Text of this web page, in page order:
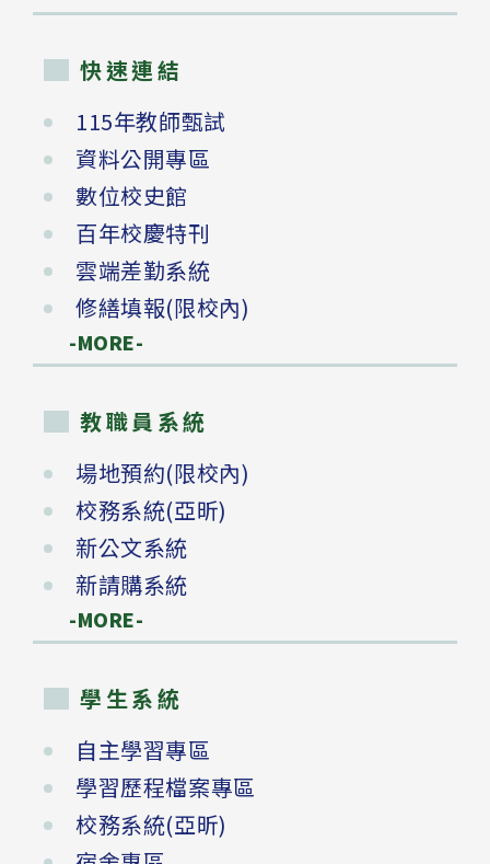
快速連結
115年教師甄試
資料公開專區
數位校史館
百年校慶特刊
雲端差勤系統
修繕填報(限校內)
-MORE-
教職員系統
場地預約(限校內)
校務系統(亞昕)
新公文系統
新請購系統
-MORE-
學生系統
自主學習專區
學習歷程檔案專區
校務系統(亞昕)